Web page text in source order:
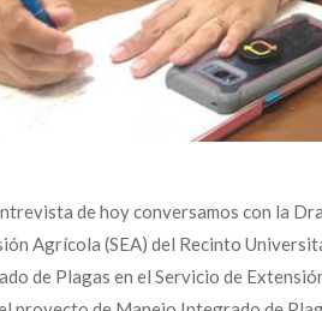
de hoy conversamos con la
Agrícola (SEA) del Recinto
de Plagas en el Servicio de